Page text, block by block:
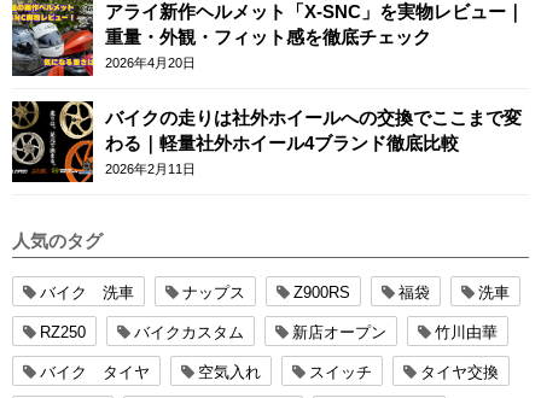
アライ新作ヘルメット「X-SNC」を実物レビュー｜
重量・外観・フィット感を徹底チェック
2026年4月20日
バイクの走りは社外ホイールへの交換でここまで変
わる｜軽量社外ホイール4ブランド徹底比較
2026年2月11日
人気のタグ
バイク 洗車 ナップス Z900RS 福袋 洗車
RZ250 バイクカスタム 新店オープン 竹川由華
バイク タイヤ 空気入れ スイッチ タイヤ交換